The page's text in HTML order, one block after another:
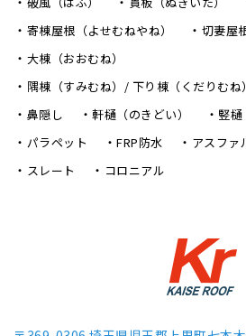
寄棟屋根（よせむねやね）
切妻屋
大棟（おおむね）
隅棟（すみむね）/ 下り棟（くだりむね）
鼻隠し
軒樋（のきどい）
竪樋
パラペット
FRP防水
アスファ
スレート
コロニアル